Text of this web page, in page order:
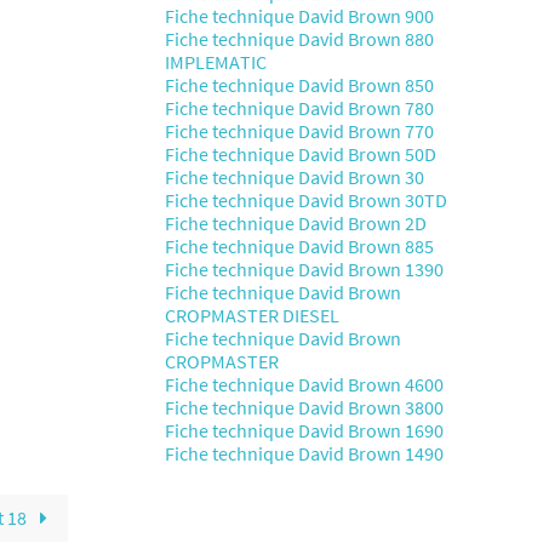
18
Fiche technique David Brown 900
Fiche technique David Brown 880
IMPLEMATIC
Fiche technique David Brown 850
Fiche technique David Brown 780
Fiche technique David Brown 770
Fiche technique David Brown 50D
Fiche technique David Brown 30
Fiche technique David Brown 30TD
Fiche technique David Brown 2D
Fiche technique David Brown 885
Fiche technique David Brown 1390
Fiche technique David Brown
CROPMASTER DIESEL
Fiche technique David Brown
CROPMASTER
Fiche technique David Brown 4600
Fiche technique David Brown 3800
Fiche technique David Brown 1690
Fiche technique David Brown 1490